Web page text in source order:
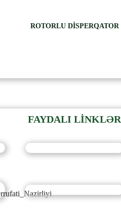
ROTORLU DİSPERQATOR
FAYDALI LİNKLƏR